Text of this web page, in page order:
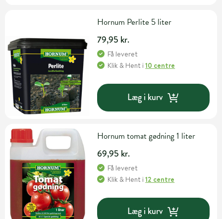
Hornum Perlite 5 liter
79,95 kr.
Få leveret
Klik & Hent i10 centre
Læg i kurv
Hornum tomat gødning 1 liter
69,95 kr.
Få leveret
Klik & Hent i12 centre
Læg i kurv